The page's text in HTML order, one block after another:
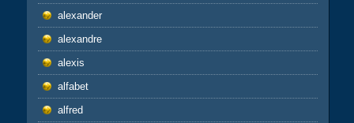
alexander
alexandre
alexis
alfabet
alfred